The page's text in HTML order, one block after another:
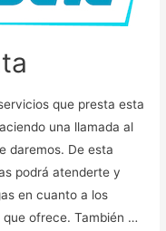
que presta esta
una llamada al
daremos. De esta
podrá atenderte y
en cuanto a los
ofrece. También …